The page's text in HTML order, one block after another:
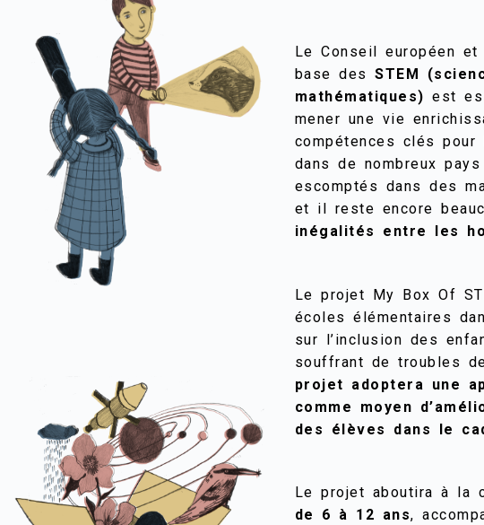
Le Conseil européen et
base desSTEM
mathématiques) est
mener une vie
compétences clés pour
dans de nombreux
escomptés dans des
et il reste encore
inégalités entre les
Le projet My Box Of
écoles élémentaires
sur l’inclusion des
souffrant de troubles
projet adoptera une
comme moyen
des élèves dans le
Le projet aboutira à la
de 6 à 12 ans,